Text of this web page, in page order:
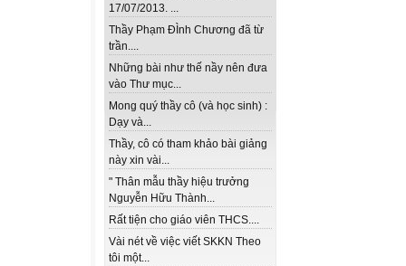
17/07/2013. ...
Thầy Phạm ĐÌnh Chương đã từ
trần....
Những bài như thế nầy nên đưa
vào Thư mục...
Mong quý thầy cô (và học sinh) :
Dạy và...
Thầy, cô có tham khảo bài giảng
này xin vài...
" Thân mẫu thầy hiệu trưởng
Nguyễn Hữu Thành...
Rất tiện cho giáo viên THCS....
Vài nét về việc viết SKKN Theo
tôi một...